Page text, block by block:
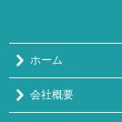
ホーム
会社概要